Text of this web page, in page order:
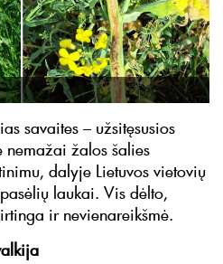
savaites – užsitęsusios
žalos šalies
dalyje Lietuvos vietovių
laukai. Vis dėlto,
ir nevienareikšmė.